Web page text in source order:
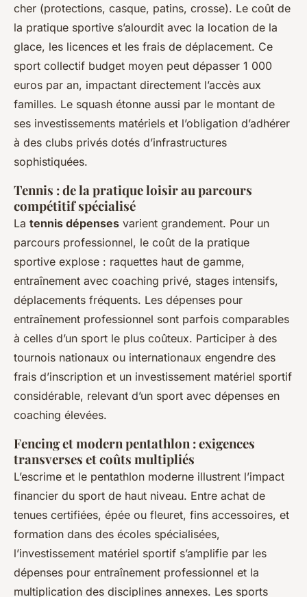
cher (protections, casque, patins, crosse). Le coût de
la pratique sportive s’alourdit avec la location de la
glace, les licences et les frais de déplacement. Ce
sport collectif budget moyen peut dépasser 1 000
euros par an, impactant directement l’accès aux
familles. Le squash étonne aussi par le montant de
ses investissements matériels et l’obligation d’adhérer
à des clubs privés dotés d’infrastructures
sophistiquées.
Tennis : de la pratique loisir au parcours
compétitif spécialisé
La tennis dépenses varient grandement. Pour un
parcours professionnel, le coût de la pratique
sportive explose : raquettes haut de gamme,
entraînement avec coaching privé, stages intensifs,
déplacements fréquents. Les dépenses pour
entraînement professionnel sont parfois comparables
à celles d’un sport le plus coûteux. Participer à des
tournois nationaux ou internationaux engendre des
frais d’inscription et un investissement matériel sportif
considérable, relevant d’un sport avec dépenses en
coaching élevées.
Fencing et modern pentathlon : exigences
transverses et coûts multipliés
L’escrime et le pentathlon moderne illustrent l’impact
financier du sport de haut niveau. Entre achat de
tenues certifiées, épée ou fleuret, fins accessoires, et
formation dans des écoles spécialisées,
l’investissement matériel sportif s’amplifie par les
dépenses pour entraînement professionnel et la
multiplication des disciplines annexes. Les sports